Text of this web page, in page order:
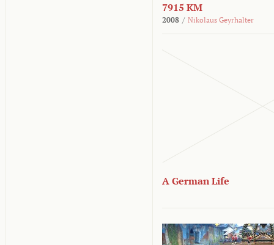
7915 KM
2008 / Nikolaus Geyrhalter
A German Life